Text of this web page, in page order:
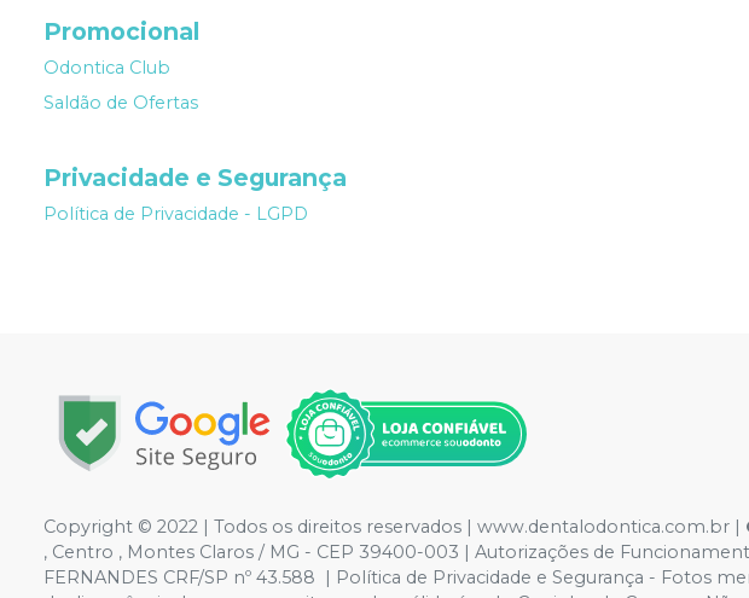
Promocional
Odontica Club
Saldão de Ofertas
Privacidade e Segurança
Política de Privacidade - LGPD
Copyright © 2022 | Todos os direitos reservados | www.dentalodontica.com.br |
, Centro , Montes Claros / MG - CEP 39400-003 | Autorizações de
FERNANDES CRF/SP nº 43.588 | Política de Privacidade e Segurança - Fotos